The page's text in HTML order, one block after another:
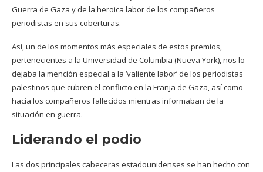
Guerra de Gaza y de la heroica labor de los compañeros
periodistas en sus coberturas.
Así, un de los momentos más especiales de estos premios,
pertenecientes a la Universidad de Columbia (Nueva York), nos lo
dejaba la mención especial a la ‘valiente labor’ de los periodistas
palestinos que cubren el conflicto en la Franja de Gaza, así como
hacia los compañeros fallecidos mientras informaban de la
situación en guerra.
Liderando el podio
Las dos principales cabeceras estadounidenses se han hecho con